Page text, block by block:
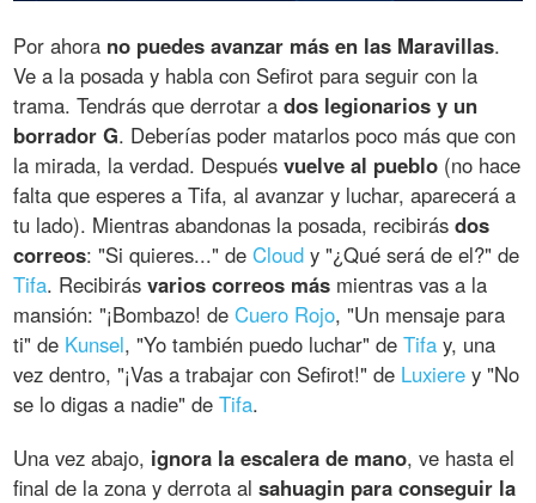
Por ahora no puedes avanzar más en las Maravillas.
Ve a la posada y habla con Sefirot para seguir con la
trama. Tendrás que derrotar ados legionarios y un
borrador G. Deberías poder matarlos poco más que con
la mirada, la verdad. Despuésvuelve al pueblo (no hace
falta que esperes a Tifa, al avanzar y luchar, aparecerá a
tu lado). Mientras abandonas la posada, recibirásdos
correos: "Si quieres..." deCloud y "¿Qué será de el?" de
Tifa. Recibirásvarios correos más mientras vas a la
mansión: "¡Bombazo! deCuero Rojo, "Un mensaje para
ti" de Kunsel, "Yo también puedo luchar" deTifa y, una
vez dentro, "¡Vas a trabajar con Sefirot!" de Luxiere y "No
se lo digas a nadie" deTifa.
Una vez abajo, ignora la escalera de mano, ve hasta el
final de la zona y derrota alsahuagin para conseguir la